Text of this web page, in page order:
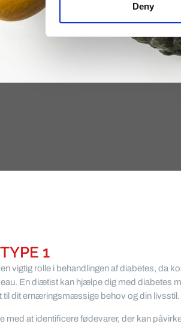
Deny
1
vigtig rolle i behandlingen af diabetes, da
En diætist kan hjælpe dig med diabetes
dit ernæringsmæssige behov og din livsstil.
med at identificere fødevarer, der kan